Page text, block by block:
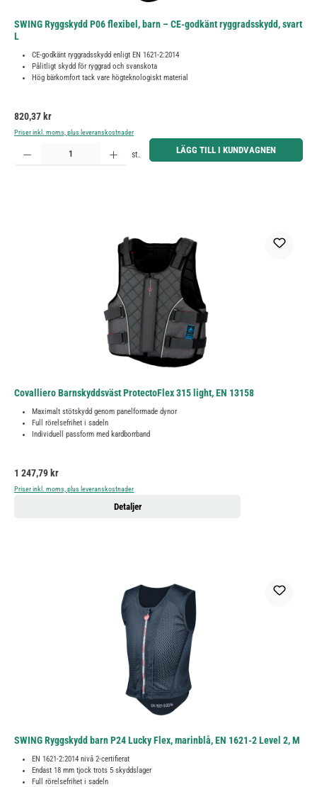
SWING Ryggskydd P06 flexibel, barn – CE-godkänt ryggradsskydd, svart
L
CE-godkänt ryggradsskydd enligt EN 1621-2:2014
Pålitligt skydd för ryggrad och svanskota
Hög bärkomfort tack vare högteknologiskt material
Ordinarie pris:
820,37 kr
Priser inkl. moms, plus leveranskostnader
Produktkvantitet: Ange önskat belopp eller använd knapparna för att öka eller minska kvantiteten.
st. LÄGG TILL I KUNDVAGNEN
Covalliero Barnskyddsväst ProtectoFlex 315 light, EN 13158
Maximalt stötskydd genom panelformade dynor
Full rörelsefrihet i sadeln
Individuell passform med kardborrband
Ordinarie pris:
1 247,79 kr
Priser inkl. moms, plus leveranskostnader
Detaljer
SWING Ryggskydd barn P24 Lucky Flex, marinblå, EN 1621-2 Level 2, M
EN 1621-2:2014 nivå 2-certifierat
Endast 18 mm tjock trots 5 skyddslager
Full rörelsefrihet i sadeln